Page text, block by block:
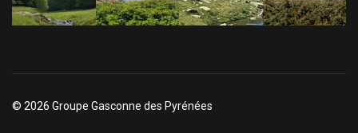
© 2026 Groupe Gasconne des Pyrénées